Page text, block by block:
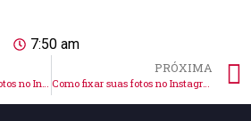
7:50 am
PRÓXIMA
Como fixar suas fotos no Instagram: dicas indispensáveis